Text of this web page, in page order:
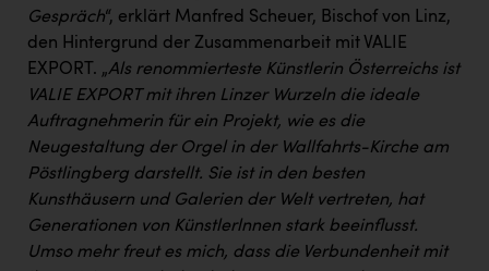
Gespräch“, erklärt Manfred Scheuer, Bischof von Linz,
den Hintergrund der Zusammenarbeit mit VALIE
EXPORT. „Als renommierteste Künstlerin Österreichs ist
VALIE EXPORT mit ihren Linzer Wurzeln die ideale
Auftragnehmerin für ein Projekt, wie es die
Neugestaltung der Orgel in der Wallfahrts-Kirche am
Pöstlingberg darstellt. Sie ist in den besten
Kunsthäusern und Galerien der Welt vertreten, hat
Generationen von Künstlerlnnen stark beeinflusst.
Umso mehr freut es mich, dass die Verbundenheit mit